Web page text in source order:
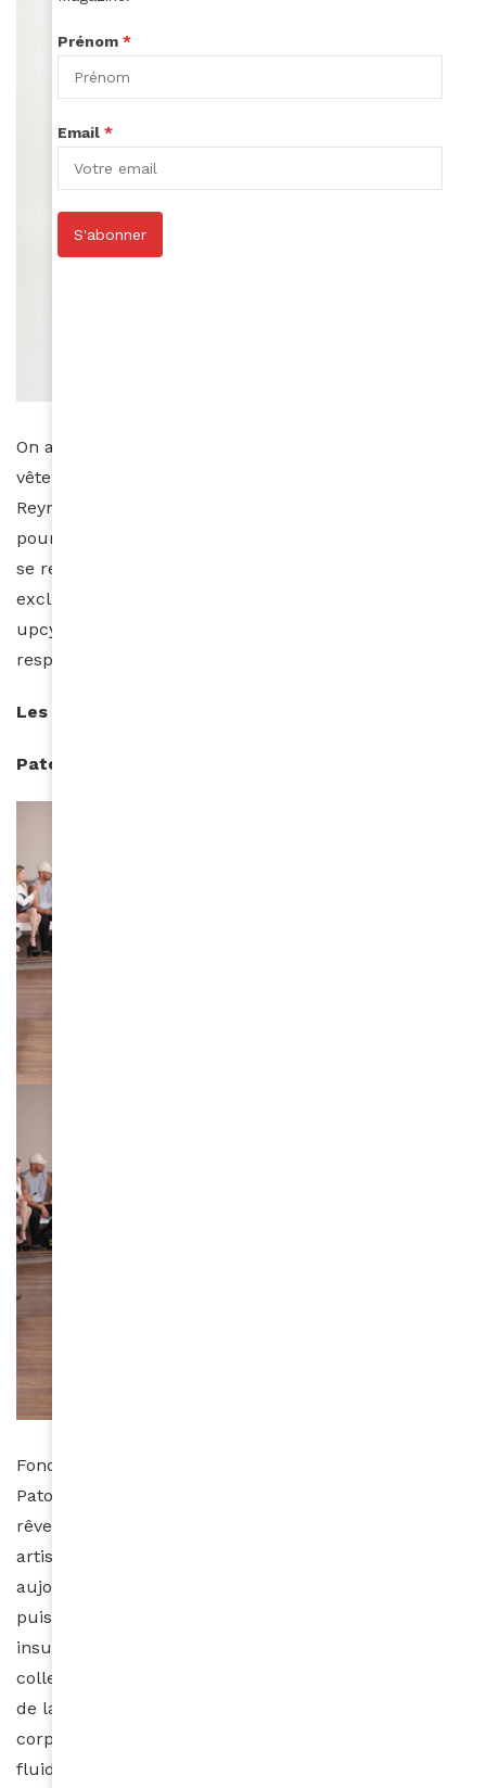
On aime le chic et la sensualité de cette marque de
vêtements française fondée en 2019 par Emma
Reynaud. Parce que les tenues Marcia sont conçues
pour épouser les courbes, elles invitent les femmes à
se réapproprier leur silhouette. Utilisant
exclusivement des matériaux naturels, recyclés ou
upcyclés, Marcia fait attention à ce que sa mode soit
responsable et produite en France et en Europe.
Les Historiques
Patou
Fondée en 1914 par Jean Patou, la maison de couture
Patou a su traverser les époques et continue de faire
rêver les femmes du monde entier. Sous la direction
artistique de Guillaume Henry, Patou propose
aujourd’hui un vestiaire féminin, joyeux, raffiné qui
puise dans l’héritage riche de la maison tout en
insufflant une touche moderne et audacieuse. La
collection printemps-été 2024, placée sous le signe
de la fête et de la nostalgie, célèbre la beauté des
corps et invite à la danse. Couleurs vives, coupes
fluides et matières nobles caractérisent cette
Prénom *
Email *
S'abonner